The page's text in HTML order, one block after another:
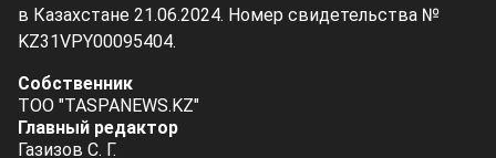
в Казахстане 21.06.2024. Номер свидетельства №
KZ31VPY00095404.
Собственник
ТОО "TASPANEWS.KZ"
Главный редактор
Газизов С. Г.